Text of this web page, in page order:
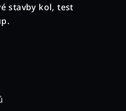
stavby kol, test